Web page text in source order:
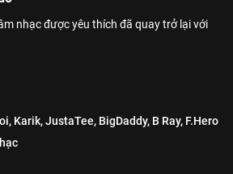
nhạc được yêu thích đã quay trở lại với
Karik,JustaTee, BigDaddy, B Ray, F.Hero